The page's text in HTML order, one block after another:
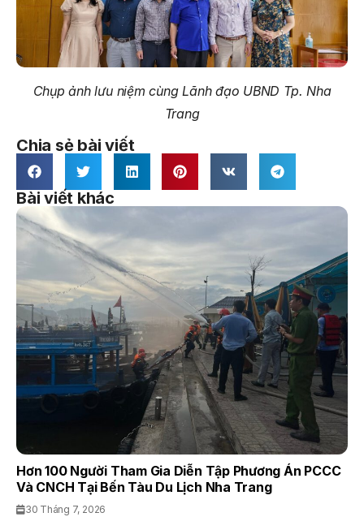
Chụp ảnh lưu niệm cùng Lãnh đạo UBND Tp. Nha
Trang
Chia sẻ bài viết
Bài viết khác
Hơn 100 Người Tham Gia Diễn Tập Phương Án PCCC
Và CNCH Tại Bến Tàu Du Lịch Nha Trang
30 Tháng 7, 2026